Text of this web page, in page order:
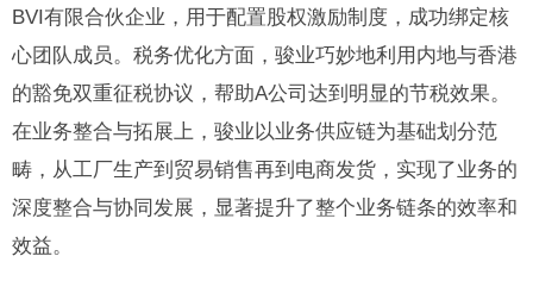
BVI有限合伙企业，用于配置股权激励制度，成功绑定核
心团队成员。税务优化方面，骏业巧妙地利用内地与香港
的豁免双重征税协议，帮助A公司达到明显的节税效果。
在业务整合与拓展上，骏业以业务供应链为基础划分范
畴，从工厂生产到贸易销售再到电商发货，实现了业务的
深度整合与协同发展，显著提升了整个业务链条的效率和
效益。